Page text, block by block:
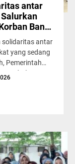
antar
Banjir
solidaritas antar
yang sedang
Pemerintah